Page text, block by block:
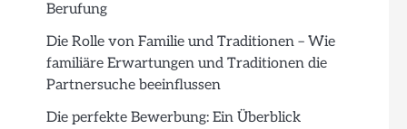
Berufung
Die Rolle von Familie und Traditionen – Wie
familiäre Erwartungen und Traditionen die
Partnersuche beeinflussen
Die perfekte Bewerbung: Ein Überblick